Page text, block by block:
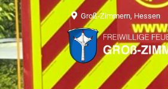
Groß-Zimmern, Hessen